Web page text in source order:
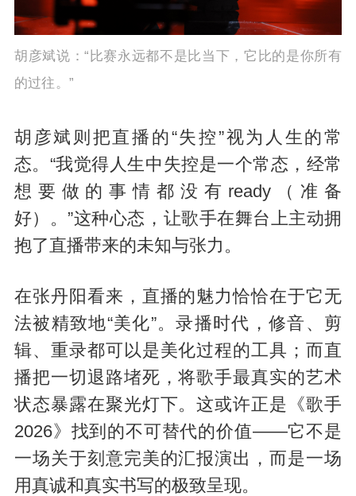
胡彦斌说：“比赛永远都不是比当下，它比的是你所有
的过往。”
胡彦斌则把直播的“失控”视为人生的常
态。“我觉得人生中失控是一个常态，经常
想要做的事情都没有ready（准备
好）。”这种心态，让歌手在舞台上主动拥
抱了直播带来的未知与张力。
在张丹阳看来，直播的魅力恰恰在于它无
法被精致地“美化”。录播时代，修音、剪
辑、重录都可以是美化过程的工具；而直
播把一切退路堵死，将歌手最真实的艺术
状态暴露在聚光灯下。这或许正是《歌手
2026》找到的不可替代的价值——它不是
一场关于刻意完美的汇报演出，而是一场
用真诚和真实书写的极致呈现。